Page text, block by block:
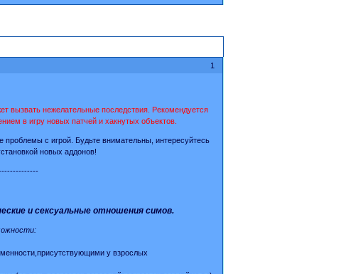
1
вызвать нежелательные последствия. Рекомендуется
в игру новых патчей и хакнутых объектов.
с игрой. Будьте внимательны, интересуйтесь
новых аддонов!
и сексуальные отношения симов.
у взрослых